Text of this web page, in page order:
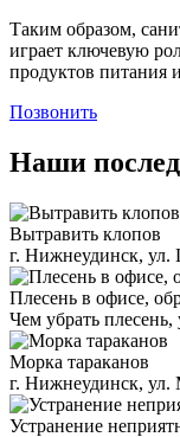
Таким образом,
играет ключевую
продуктов питания
Позвонить
Наши
Вытравить клопов
г. Нижнеудинск, ул.
Плесень в офисе,
Чем убрать плесень,
Морка тараканов
г. Нижнеудинск, ул.
Устранение